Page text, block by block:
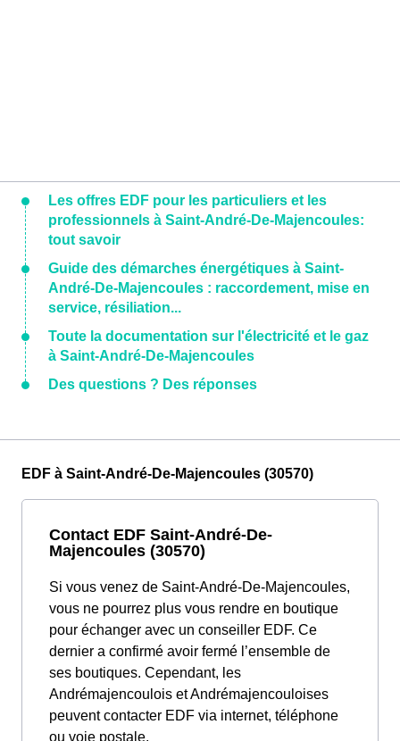
Les offres EDF pour les particuliers et les
professionnels à Saint-André-De-Majencoules:
tout savoir
Guide des démarches énergétiques à Saint-
André-De-Majencoules : raccordement, mise en
service, résiliation...
Toute la documentation sur l'électricité et le gaz
à Saint-André-De-Majencoules
Des questions ? Des réponses
EDF à Saint-André-De-Majencoules (30570)
Contact EDF Saint-André-De-
Majencoules (30570)
Si vous venez de Saint-André-De-Majencoules,
vous ne pourrez plus vous rendre en boutique
pour échanger avec un conseiller EDF. Ce
dernier a confirmé avoir fermé l’ensemble de
ses boutiques. Cependant, les
Andrémajencoulois et Andrémajencouloises
peuvent contacter EDF via internet, téléphone
ou voie postale.